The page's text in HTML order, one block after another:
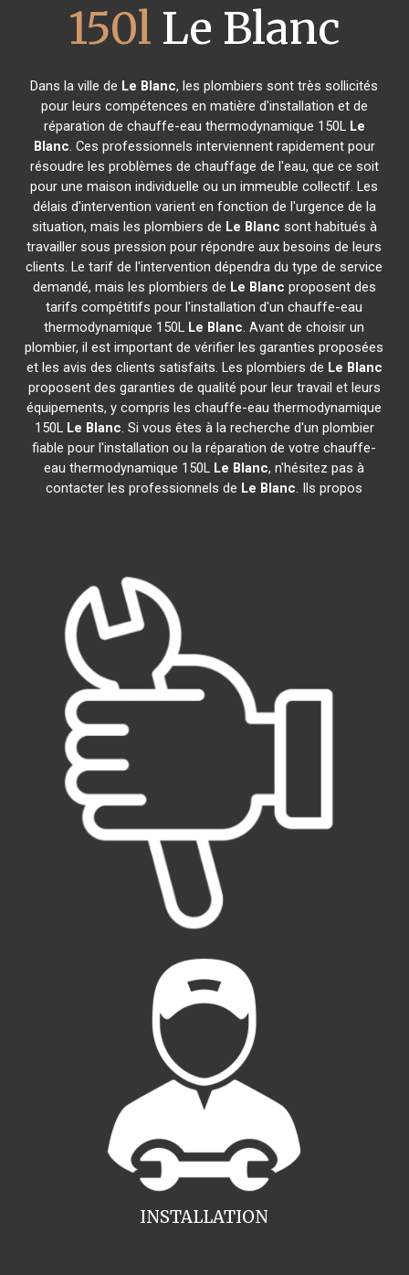
150l Le Blanc
Dans la ville de Le Blanc, les plombiers sont très sollicités
pour leurs compétences en matière d'installation et de
réparation de chauffe-eau thermodynamique 150L Le
Blanc. Ces professionnels interviennent rapidement pour
résoudre les problèmes de chauffage de l'eau, que ce soit
pour une maison individuelle ou un immeuble collectif. Les
délais d'intervention varient en fonction de l'urgence de la
situation, mais les plombiers de Le Blanc sont habitués à
travailler sous pression pour répondre aux besoins de leurs
clients. Le tarif de l'intervention dépendra du type de service
demandé, mais les plombiers de Le Blanc proposent des
tarifs compétitifs pour l'installation d'un chauffe-eau
thermodynamique 150L Le Blanc. Avant de choisir un
plombier, il est important de vérifier les garanties proposées
et les avis des clients satisfaits. Les plombiers de Le Blanc
proposent des garanties de qualité pour leur travail et leurs
équipements, y compris les chauffe-eau thermodynamique
150L Le Blanc. Si vous êtes à la recherche d'un plombier
fiable pour l'installation ou la réparation de votre chauffe-
eau thermodynamique 150L Le Blanc, n'hésitez pas à
contacter les professionnels de Le Blanc. Ils propos
INSTALLATION